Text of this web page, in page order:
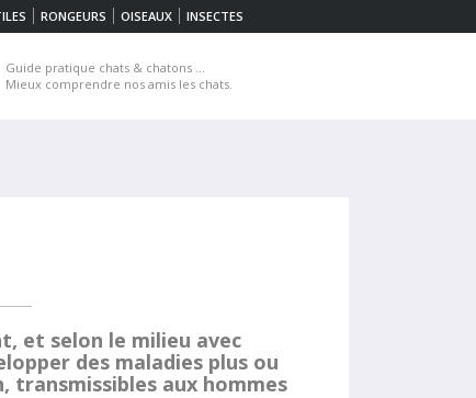
RONGEURS OISEAUX INSECTES
Guide pratique chats & chatons ...
Mieux comprendre nos amis les chats.
et selon le milieu avec
des maladies plus ou
transmissibles aux hommes